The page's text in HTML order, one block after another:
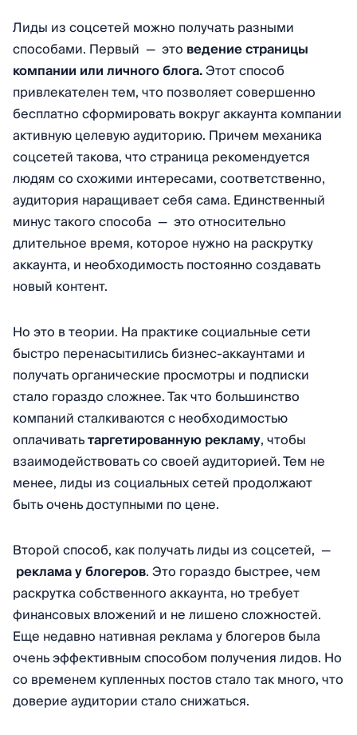
Лиды из соцсетей можно получать разными
способами. Первый — это ведение страницы
компании или личного блога.Этот способ
привлекателен тем, что позволяет совершенно
бесплатно сформировать вокруг аккаунта компании
активную целевую аудиторию. Причем механика
соцсетей такова, что страница рекомендуется
людям со схожими интересами, соответственно,
аудитория наращивает себя сама. Единственный
минус такого способа — это относительно
длительное время, которое нужно на раскрутку
аккаунта, и необходимость постоянно создавать
новый контент.
Но это в теории. На практике социальные сети
быстро перенасытились бизнес-аккаунтами и
получать органические просмотры и подписки
стало гораздо сложнее. Так что большинство
компаний сталкиваются с необходимостью
оплачиватьтаргетированную рекламу, чтобы
взаимодействовать со своей аудиторией. Тем не
менее, лиды из социальных сетей продолжают
быть очень доступными по цене.
Второй способ, как получать лиды из соцсетей, —
реклама у блогеров. Это гораздо быстрее, чем
раскрутка собственного аккаунта, но требует
финансовых вложений и не лишено сложностей.
Еще недавно нативная реклама у блогеров была
очень эффективным способом получения лидов. Но
со временем купленных постов стало так много, что
доверие аудитории стало снижаться.